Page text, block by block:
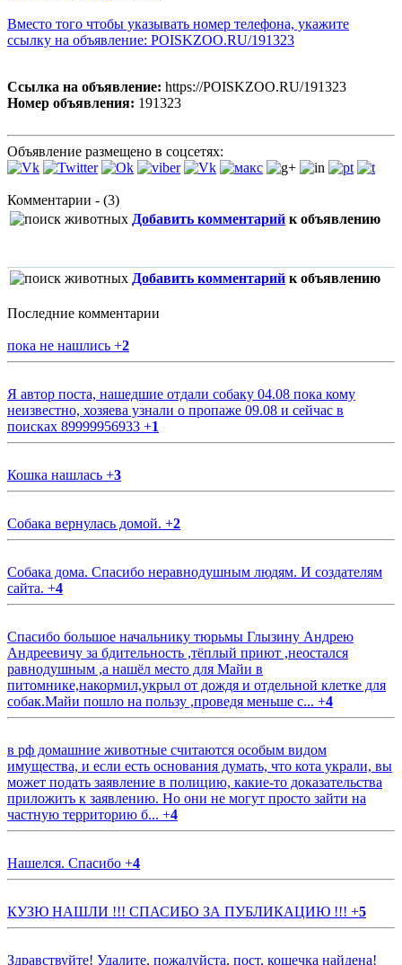
Вместо того чтобы указывать номер телефона, укажите
ссылку на объявление: POISKZOO.RU/191323
Ссылка на объявление: https://POISKZOO.RU/191323
Номер объявления: 191323
Объявление размещено в соцсетях:
Комментарии - (3)
Добавить комментарий к объявлению
Добавить комментарий к объявлению
Последние комментарии
пока не нашлись +2
Я автор поста, нашедшие отдали собаку 04.08 пока кому
неизвестно, хозяева узнали о пропаже 09.08 и сейчас в
поисках 89999956933 +1
Кошка нашлась +3
Собака вернулась домой. +2
Собака дома. Спасибо неравнодушным людям. И создателям
сайта. +4
Спасибо большое начальнику тюрьмы Глызину Андрею
Андреевичу за бдительность ,тёплый приют ,неостался
равнодушным ,а нашёл место для Майи в
питомнике,накормил,укрыл от дождя и отдельной клетке для
собак.Майи пошло на пользу ,проведя меньше с... +4
в рф домашние животные считаются особым видом
имущества, и если есть основания думать, что кота украли, вы
может подать заявление в полицию, какие-то доказательства
приложить к заявлению. Но они не могут просто зайти на
частную территорию б... +4
Нашелся. Спасибо +4
КУЗЮ НАШЛИ !!! СПАСИБО ЗА ПУБЛИКАЦИЮ !!! +5
Здравствуйте! Удалите, пожалуйста, пост, кошечка найдена!